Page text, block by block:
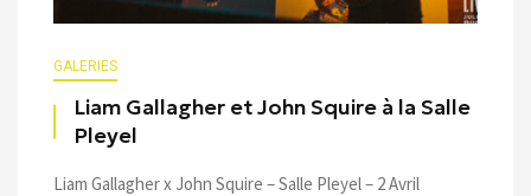
GALERIES
Liam Gallagher et John Squire à la Salle
Pleyel
Liam Gallagher x John Squire – Salle Pleyel – 2 Avril